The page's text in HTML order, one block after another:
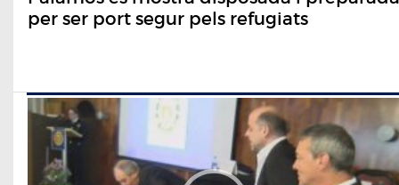
per ser port segur pels refugiats